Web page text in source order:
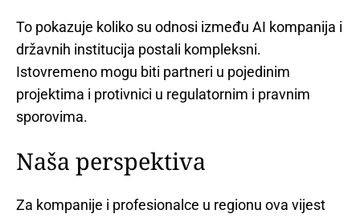
To pokazuje koliko su odnosi između AI kompanija i
državnih institucija postali kompleksni.
Istovremeno mogu biti partneri u pojedinim
projektima i protivnici u regulatornim i pravnim
sporovima.
Naša perspektiva
Za kompanije i profesionalce u regionu ova vijest